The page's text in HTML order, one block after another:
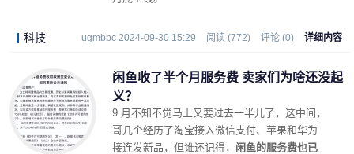
科技 ugmbbc 2024-09-30 15:29 阅读 (772) 评论 (0) 详细内容
闲鱼收了半个月服务费 卖家们为啥还没起
义？
9 月不知不觉马上又要过去一半儿了，这中间，
哥几个经历了淘宝接入微信支付、苹果和华为
接连发新品，但谁还记得， 闲鱼的服务费也已